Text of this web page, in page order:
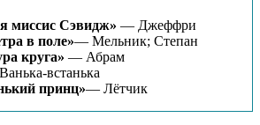
миссис Сэвидж» — Джеффри
в поле»— Мельник; Степан
круга» — Абрам
встанька
принц»— Лётчик